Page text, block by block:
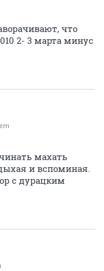
что
2- 3 марта минус
махать
и вспоминая.
с дурацким